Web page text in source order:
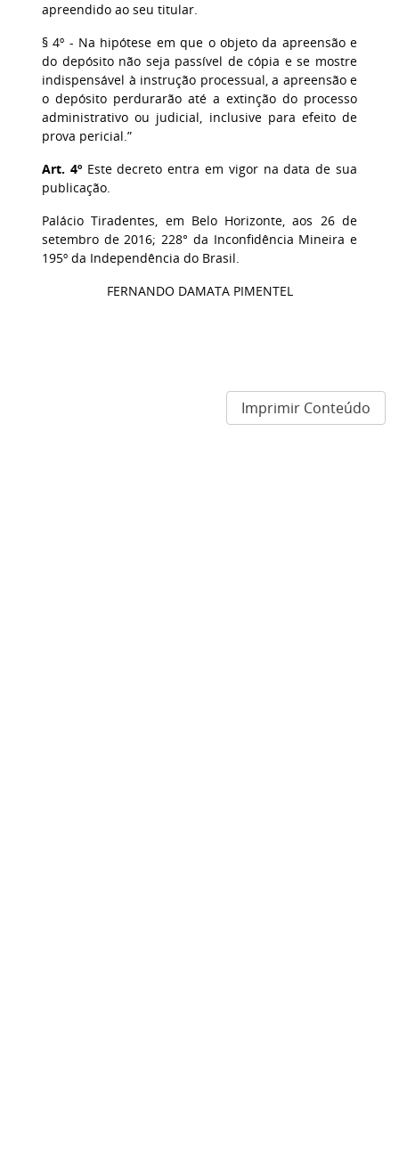
apreendido ao seu titular.
§ 4º - Na hipótese em que o objeto da apreensão e
do depósito não seja passível de cópia e se mostre
indispensável à instrução processual, a apreensão e
o depósito perdurarão até a extinção do processo
administrativo ou judicial, inclusive para efeito de
prova pericial.”
Art. 4ºEste decreto entra em vigor na data de sua
publicação.
Palácio Tiradentes, em Belo Horizonte, aos 26 de
setembro de 2016; 228° da Inconfidência Mineira e
195º da Independência do Brasil.
FERNANDO DAMATA PIMENTEL
Imprimir Conteúdo